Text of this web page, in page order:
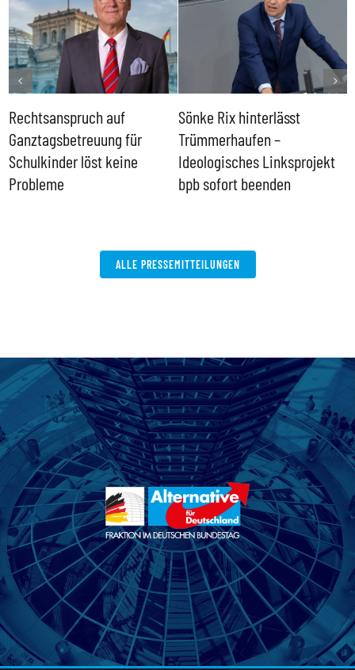
Rechtsanspruch auf
Ganztagsbetreuung für
Schulkinder löst keine
Probleme
Sönke Rix hinterlässt
Trümmerhaufen –
Ideologisches Linksprojekt
bpb sofort beenden
ALLE PRESSEMITTEILUNGEN